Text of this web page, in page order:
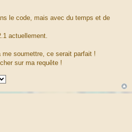
le code, mais avec du temps et de
actuellement.
soumettre, ce serait parfait !
sur ma requête !